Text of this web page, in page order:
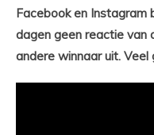
Facebook en Instagram
dagen geen reactie van
andere winnaar uit.